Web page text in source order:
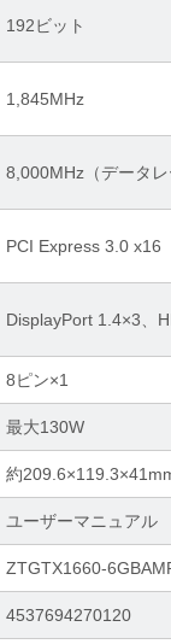
192ビット
1,845MHz
8,000MHz（データレ
PCI Express 3.0 x16
DisplayPort 1.4×3、
8ピン×1
最大130W
約
ユーザーマニュアル
ZTGTX1660-
4537694270120